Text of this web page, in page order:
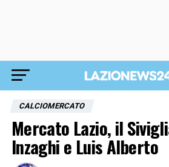
CALCIOMERCATO
Mercato Lazio, il
Inzaghi e Luis Alberto